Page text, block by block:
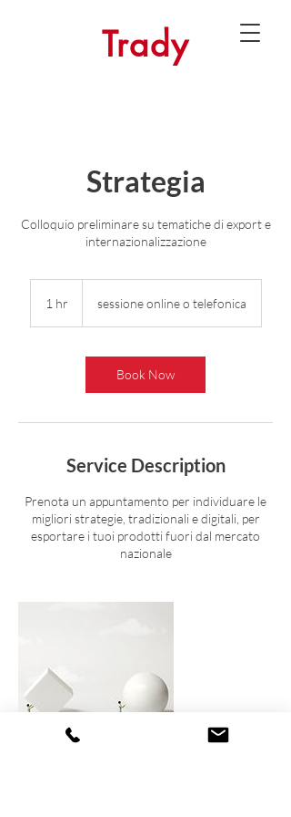
Trady
Strategia
Colloquio preliminare su tematiche di export e
internazionalizzazione
1 hr sessione online o telefonica
Book Now
Service Description
Prenota un appuntamento per individuare le
migliori strategie, tradizionali e digitali, per
esportare i tuoi prodotti fuori dal mercato
nazionale